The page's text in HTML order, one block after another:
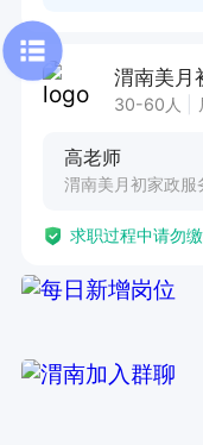
渭南美月
30-60人
高老师
渭南美月初家政服
求职过程中请勿